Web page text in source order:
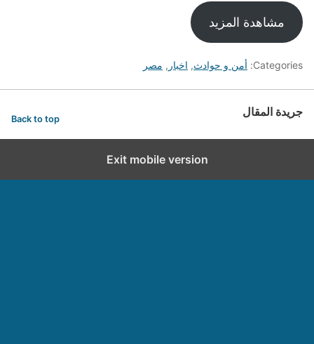
مشاهدة المزيد
Categories: أمن و حوادث, اخبار , مصر
جريدة المقال Back to top
Exit mobile version